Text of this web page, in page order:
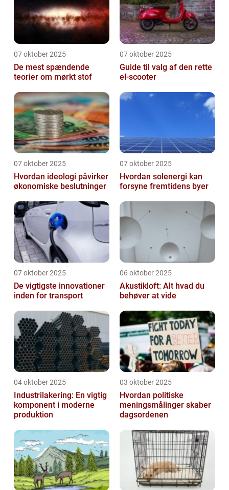
07 oktober 2025
De mest spændende
teorier om mørkt stof
07 oktober 2025
Guide til valg af den rette
el-scooter
07 oktober 2025
Hvordan ideologi påvirker
økonomiske beslutninger
07 oktober 2025
Hvordan solenergi kan
forsyne fremtidens byer
07 oktober 2025
De vigtigste innovationer
inden for transport
06 oktober 2025
Akustikloft: Alt hvad du
behøver at vide
04 oktober 2025
Industrilakering: En vigtig
komponent i moderne
produktion
03 oktober 2025
Hvordan politiske
meningsmålinger skaber
dagsordenen